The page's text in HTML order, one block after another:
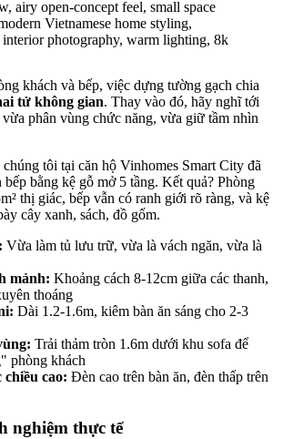
khách và bếp, việc dựng tường gạch chia
tử không gian. Thay vào đó, hãy nghĩ tới
phân vùng chức năng, vừa giữ tầm nhìn
tôi tại căn hộ Vinhomes Smart City đã
bằng kệ gỗ mở 5 tầng. Kết quả? Phòng
thị giác, bếp vẫn có ranh giới rõ ràng, và kệ
cây xanh, sách, đồ gốm.
Vừa làm tủ lưu trữ, vừa là vách ngăn, vừa là
mảnh: Khoảng cách 8-12cm giữa các thanh,
thoáng
Dài 1.2-1.6m, kiêm bàn ăn sáng cho 2-3
Trải thảm tròn 1.6m dưới khu sofa để
phòng khách
cao: Đèn cao trên bàn ăn, đèn thấp trên
nghiệm thực tế